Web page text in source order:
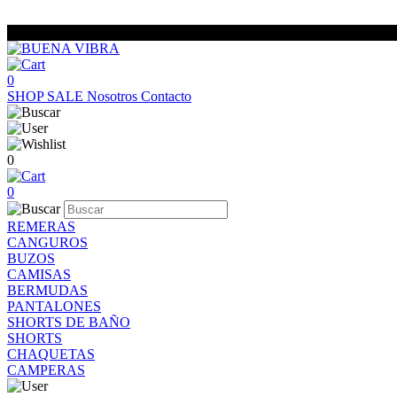
0
SHOP SALE Nosotros Contacto
0
0
REMERAS
CANGUROS
BUZOS
CAMISAS
BERMUDAS
PANTALONES
SHORTS DE BAÑO
SHORTS
CHAQUETAS
CAMPERAS